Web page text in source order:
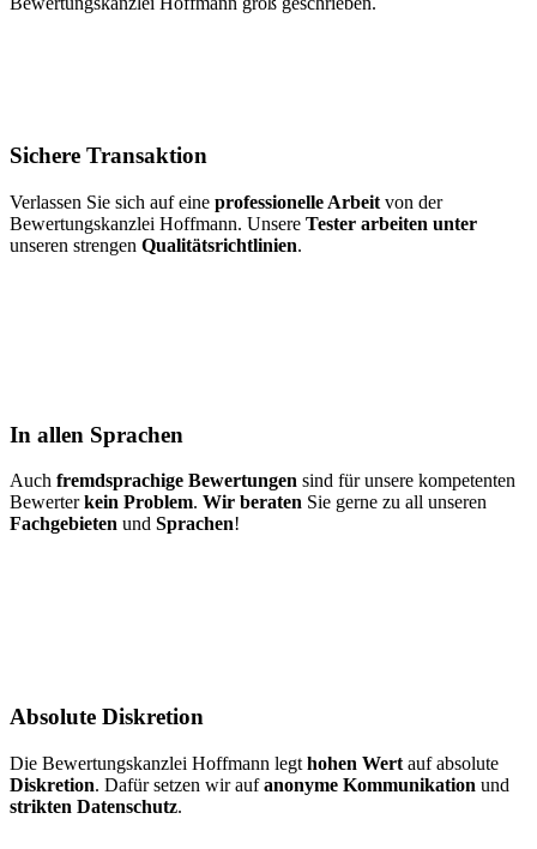
Sichere Transaktion
Verlassen Sie sich auf eine professionelle Arbeit von der
Bewertungskanzlei Hoffmann. Unsere Tester arbeiten unter
unseren strengen Qualitätsrichtlinien.
In allen Sprachen
Auch fremdsprachige Bewertungen sind für unsere kompetenten
Bewerterkein Problem. Wir beraten Sie gerne zu all unseren
Fachgebieten und Sprachen!
Absolute Diskretion
Die Bewertungskanzlei Hoffmann legt hohen Wert auf absolute
Diskretion. Dafür setzen wir aufanonyme Kommunikation und
strikten Datenschutz.